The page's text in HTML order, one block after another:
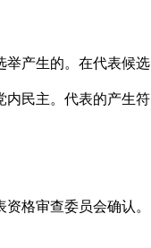
产生的。在代表候选
内民主。代表的产生符
格审查委员会确认。